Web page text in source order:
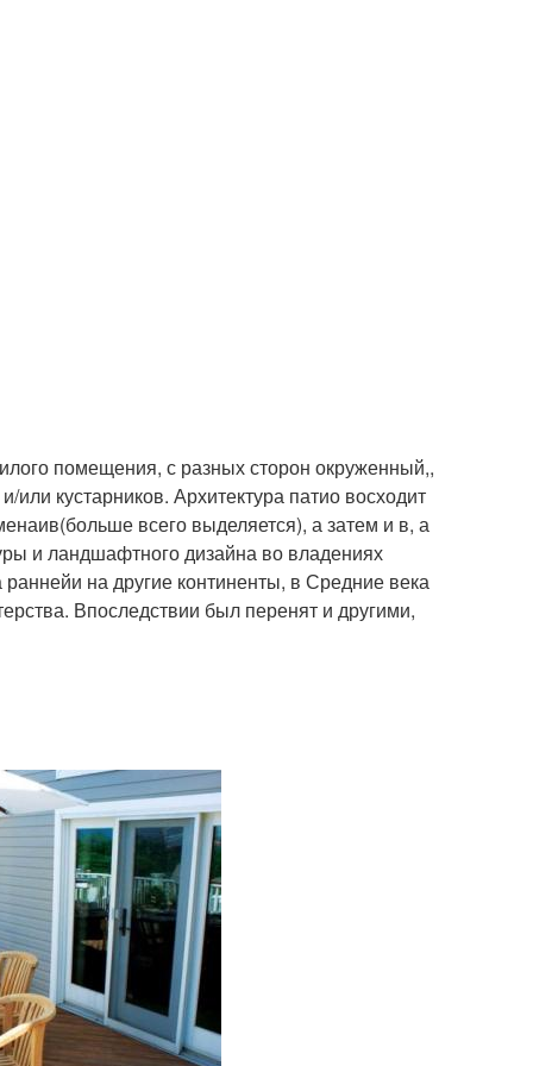
помещения, с разных сторон окруженный,,
кустарников. Архитектура патио восходит
всего выделяется), а затем и в, а
и ландшафтного дизайна во владениях
на другие континенты, в Средние века
Впоследствии был перенят и другими,